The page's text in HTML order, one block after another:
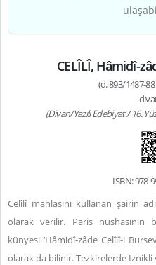
CELÎLÎ, Hâmidî-
(d. 893/1487-
(Divan/Yazılı Edebiyat / 16.
ISBN: 978-
Celîlî mahlasını kullanan şairin
olarak verilir. Paris nüshasının
künyesi ‘Hâmidî-zâde Celîlî-i
olarak da bilinir. Tezkirelerde